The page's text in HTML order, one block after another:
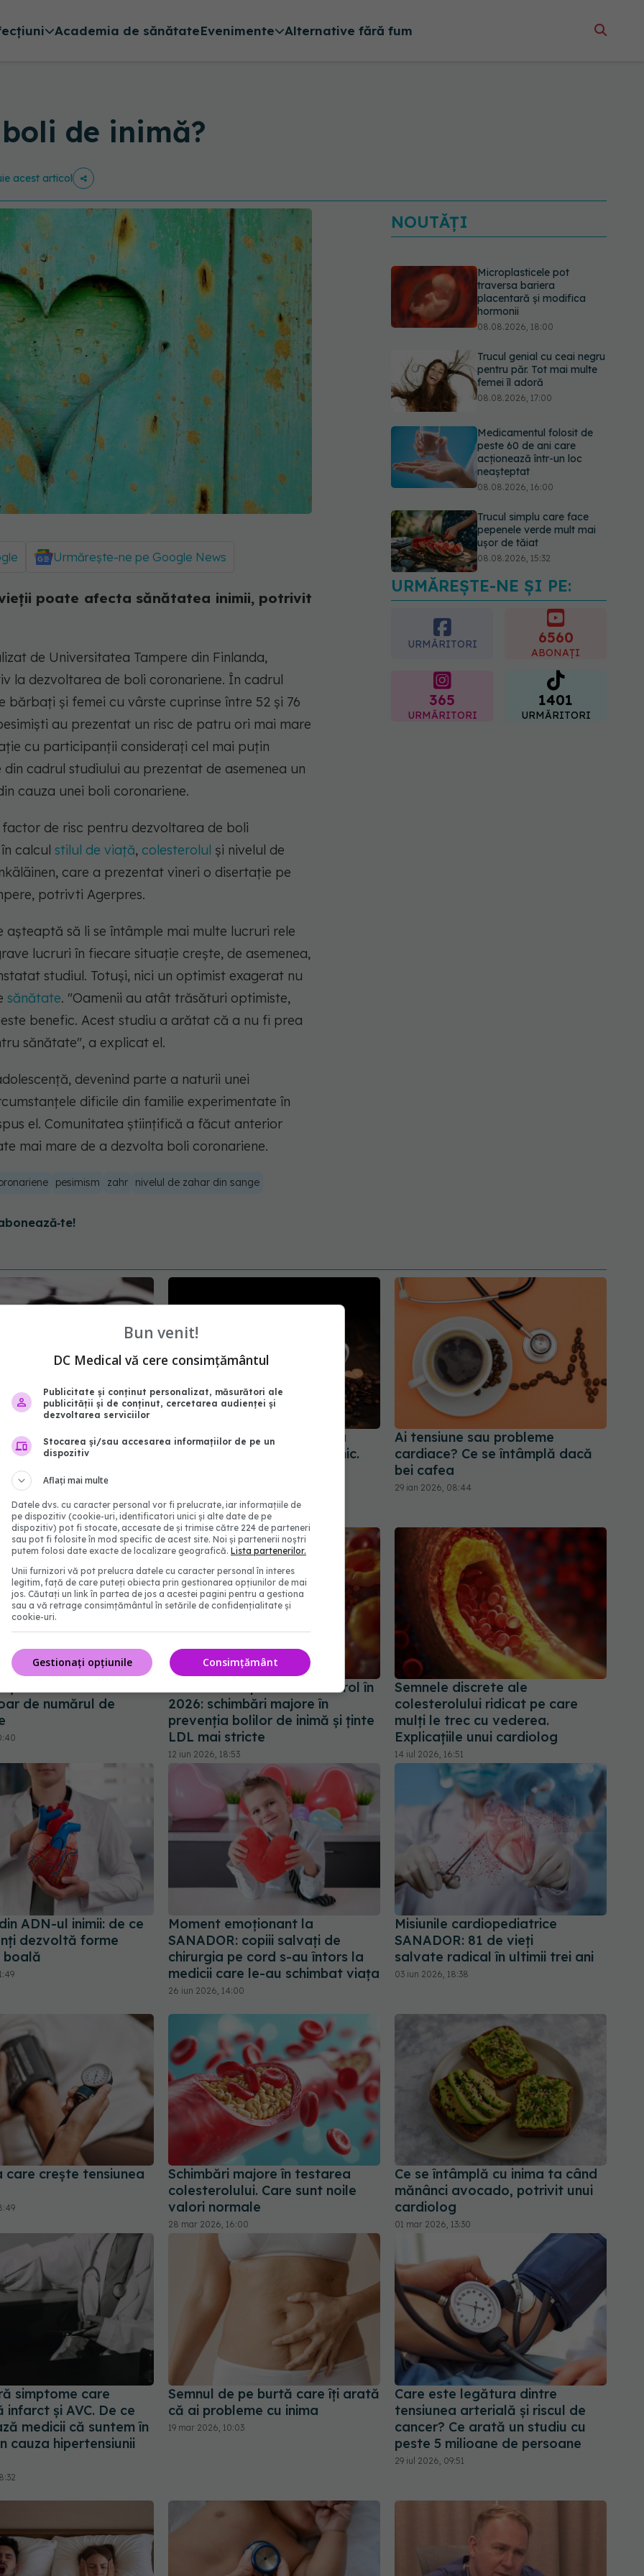
Academia de sănătateEvenimente Alternative fără fum
de inimă?
acest articol
Urmărește-ne pe Google News
poate afecta sănătatea inimii, potrivit
de Universitatea Tampere din Finlanda,
la dezvoltarea de boli coronariene. În cadrul
şi femei cu vârste cuprinse între 52 şi 76
au prezentat un risc de patru ori mai mare
cu participanţii consideraţi cel mai puţin
din cadrul studiului au prezentat de asemenea un
cauza unei boli coronariene.
de risc pentru dezvoltarea de boli
calcul stilul de viaţă, colesterolul şi nivelul de
care a prezentat vineri o disertaţie pe
potrivti Agerpres.
aşteaptă să li se întâmple mai multe lucruri rele
lucruri în fiecare situaţie creşte, de asemenea,
studiul. Totuşi, nici un optimist exagerat nu
sănătate. "Oamenii au atât trăsături optimiste,
benefic. Acest studiu a arătat că a nu fi prea
sănătate", a explicat el.
devenind parte a naturii unei
dificile din familie experimentate în
el. Comunitatea ştiinţifică a făcut anterior
mai mare de a dezvolta boli coronariene.
pesimism zahr nivelul de zahar din sange
NOUTĂȚI
Microplasticele pot
traversa bariera
placentară și modifica
hormonii
08.08.2026, 18:00
Trucul genial cu ceai negru
pentru păr. Tot mai multe
femei îl adoră
08.08.2026, 17:00
Medicamentul folosit de
peste 60 de ani care
acționează într-un loc
neașteptat
08.08.2026, 16:00
Trucul simplu care face
pepenele verde mult mai
ușor de tăiat
08.08.2026, 15:32
Ce poți mânca și ce
trebuie să eviți dacă ai
gastrită: exemplu de
meniu care reduce
inflamația stomacului
URMĂREȘTE-NE ȘI PE:
URMĂRITORI 6560
ABONAȚI
365
URMĂRITORI
1401
URMĂRITORI
arterială:
mici care scad riscul
prelungesc viața cu
Ce se întâmplă cu tensiunea
arterială când bei cafea zilnic.
Ai tensiune sau probleme
cardiace? Ce se întâmplă dacă
bei cafea
29 ian 2026, 08:44
și colesterolul nu mai
de numărul de
Ghidurile noi pentru colesterol în
2026: schimbări majore în
prevenția bolilor de inimă și ținte
LDL mai stricte
12 iun 2026, 18:53
Semnele discrete ale
colesterolului ridicat pe care
mulți le trec cu vederea.
Explicațiile unui cardiolog
14 iul 2026, 16:51
ADN-ul inimii: de ce
dezvoltă forme
boală
Moment emoționant la
SANADOR: copiii salvați de
chirurgia pe cord s-au întors la
medicii care le-au schimbat viața
26 iun 2026, 14:00
Misiunile cardiopediatrice
SANADOR: 81 de vieți
salvate radical în ultimii trei ani
03 iun 2026, 18:38
care crește tensiunea
Schimbări majore în testarea
colesterolului. Care sunt noile
valori normale
28 mar 2026, 16:00
Ce se întâmplă cu inima ta când
mănânci avocado, potrivit unui
cardiolog
01 mar 2026, 13:30
simptome care
infarct și AVC. De ce
medicii că suntem în
cauza hipertensiunii
Semnul de pe burtă care îți arată
că ai probleme cu inima
19 mar 2026, 10:03
Care este legătura dintre
tensiunea arterială și riscul de
cancer? Ce arată un studiu cu
peste 5 milioane de persoane
29 iul 2026, 09:51
Bun venit!
DC Medical vă cere consimțământul
Publicitate și conținut personalizat, măsurători ale
publicității și de conținut, cercetarea audienței și
dezvoltarea serviciilor
Stocarea și/sau accesarea informațiilor de pe un
dispozitiv
Aflați mai multe
Datele dvs. cu caracter personal vor fi prelucrate, iar informațiile de
pe dispozitiv (cookie-uri, identificatori unici și alte date de pe
dispozitiv) pot fi stocate, accesate de și trimise către 224 de parteneri
sau pot fi folosite în mod specific de acest site. Noi și partenerii noștri
putem folosi date exacte de localizare geografică. Lista partenerilor.
Unii furnizori vă pot prelucra datele cu caracter personal în interes
legitim, față de care puteți obiecta prin gestionarea opțiunilor de mai
jos. Căutați un link în partea de jos a acestei pagini pentru a gestiona
sau a vă retrage consimțământul în setările de confidențialitate și
cookie-uri.
Consimțământ
Gestionați opțiunile